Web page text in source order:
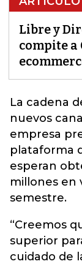
Libre y
compite a
La cadena
nuevos
empresa
plataforma
esperan
millones en
semestre.
“Creemos
superior
cuidado de